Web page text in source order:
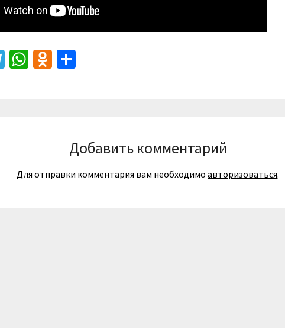
Telegram
WhatsApp
Odnoklassniki
Добавить комментарий
Для отправки комментария вам необходимоавторизоваться.